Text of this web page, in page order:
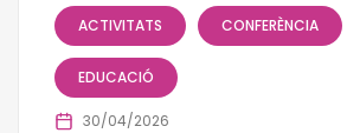
ACTIVITATS CONFERÈNCIA
EDUCACIÓ
30/04/2026